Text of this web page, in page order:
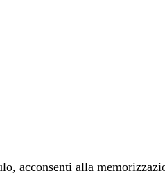
acconsenti alla